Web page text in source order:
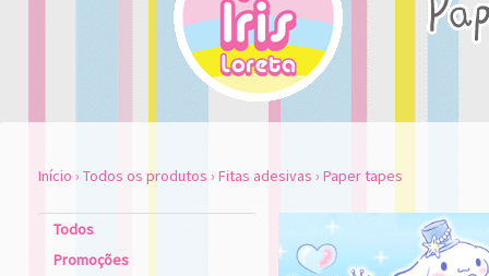
Início › Todos os produtos › Fitas adesivas › Paper tapes
Todos
Promoções